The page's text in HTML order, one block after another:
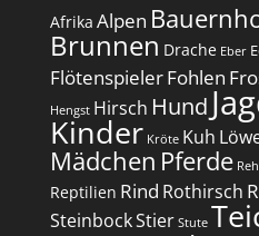
Afrika Alpen
Brunnen Drache Eber
FlötenspielerFohlen
Hengst Hirsch Hund
Kinder Kröte Kuh
Mädchen Pferde
Reptilien Rind Rothirsch
SteinbockStier Stute